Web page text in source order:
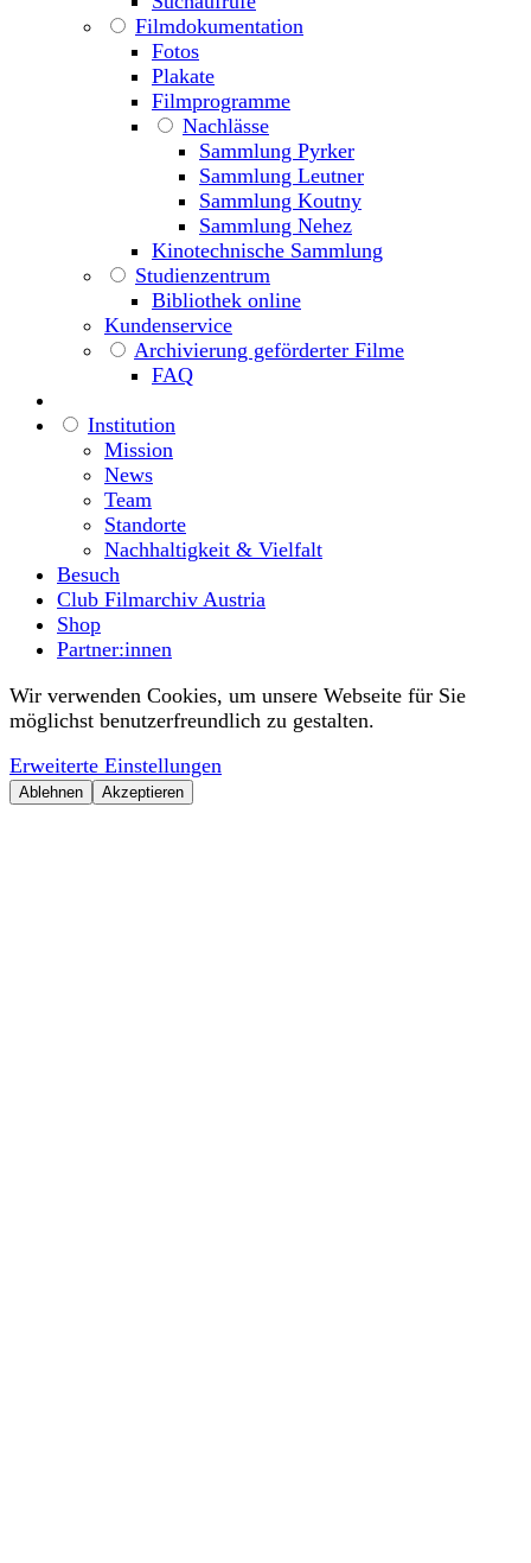
Filmdokumentation
Fotos
Plakate
Filmprogramme
Nachlässe
Sammlung Pyrker
Sammlung Leutner
Sammlung Koutny
Sammlung Nehez
Kinotechnische Sammlung
Studienzentrum
Bibliothek online
Kundenservice
Archivierung geförderter Filme
FAQ
Institution
Mission
News
Team
Standorte
Nachhaltigkeit & Vielfalt
Besuch
Club Filmarchiv Austria
Shop
Partner:innen
Wir verwenden Cookies, um unsere Webseite für Sie
möglichst benutzerfreundlich zu gestalten.
Erweiterte Einstellungen
Ablehnen Akzeptieren